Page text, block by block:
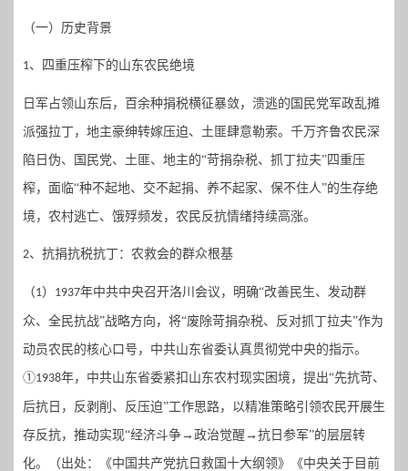
（一）历史背景
1、 四重压榨下的山东农民绝境
日军占领山东后，百余种捐税横征暴敛，溃逃的国民党军政乱摊
派强拉丁，地主豪绅转嫁压迫、土匪肆意勒索。千万齐鲁农民深
陷日伪、国民党、土匪、地主的“苛捐杂税、抓丁拉夫”四重压
榨，面临“种不起地、交不起捐、养不起家、保不住人”的生存绝
境，农村逃亡、饿殍频发，农民反抗情绪持续高涨。
2、 抗捐抗税抗丁：农救会的群众根基
（1） 1937年中共中央召开洛川会议 ， 明确“改善民生、发动群
众、全民抗战”战略方向，将“废除苛捐杂税、反对抓丁拉夫”作为
动员农民的核心口号 ，中共山东省委认真贯彻党中央的指示。
①1938年，中共山东省委紧扣山东农村现实困境，提出“先抗苛、
后抗日，反剥削、反压迫”工作思路，以精准策略引领农民开展生
存反抗，推动实现“经济斗争→政治觉醒→抗日参军”的层层转
化。（出处：《中国共产党抗日救国十大纲领》《中央关于目前